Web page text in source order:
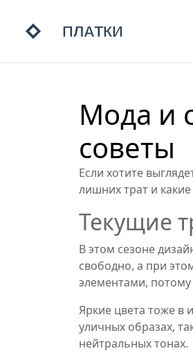
Мода и
советы
Если хотите
лишних трат и
Текущие
В этом сезоне
свободно, а при
элементами,
Яркие цвета тоже в
уличных образах,
нейтральных тонах.